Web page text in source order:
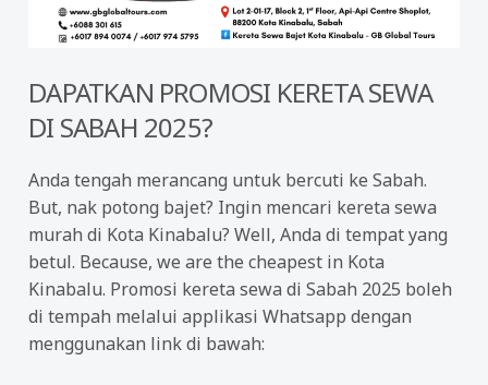
DAPATKAN PROMOSI KERETA SEWA
DI SABAH 2025?
Anda tengah merancang untuk bercuti ke Sabah.
But, nak potong bajet? Ingin mencari kereta sewa
murah di Kota Kinabalu? Well, Anda di tempat yang
betul. Because, we are the cheapest in Kota
Kinabalu. Promosi kereta sewa di Sabah 2025 boleh
di tempah melalui applikasi Whatsapp dengan
menggunakan link di bawah: